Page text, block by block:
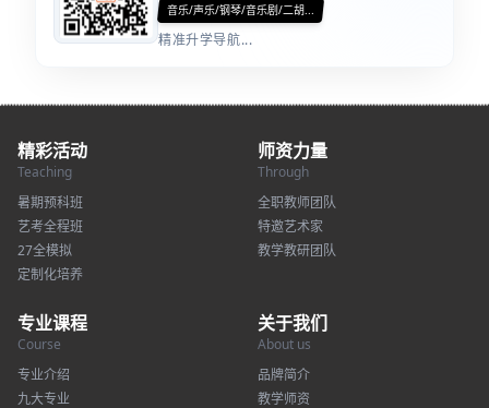
音乐/声乐/钢琴/音乐剧/二胡...
精准升学导航...
精彩活动
Teaching
暑期预科班
艺考全程班
27全模拟
定制化培养
师资力量
Through
全职教师团队
特邀艺术家
教学教研团队
专业课程
Course
专业介绍
九大专业
关于我们
About us
品牌简介
教学师资